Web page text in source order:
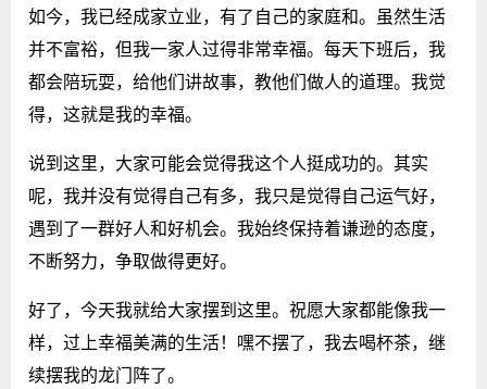
如今，我已经成家立业，有了自己的家庭和。虽然生活
并不富裕，但我一家人过得非常幸福。每天下班后，我
都会陪玩耍，给他们讲故事，教他们做人的道理。我觉
得，这就是我的幸福。
说到这里，大家可能会觉得我这个人挺成功的。其实
呢，我并没有觉得自己有多，我只是觉得自己运气好，
遇到了一群好人和好机会。我始终保持着谦逊的态度，
不断努力，争取做得更好。
好了，今天我就给大家摆到这里。祝愿大家都能像我一
样，过上幸福美满的生活！嘿不摆了，我去喝杯茶，继
续摆我的龙门阵了。